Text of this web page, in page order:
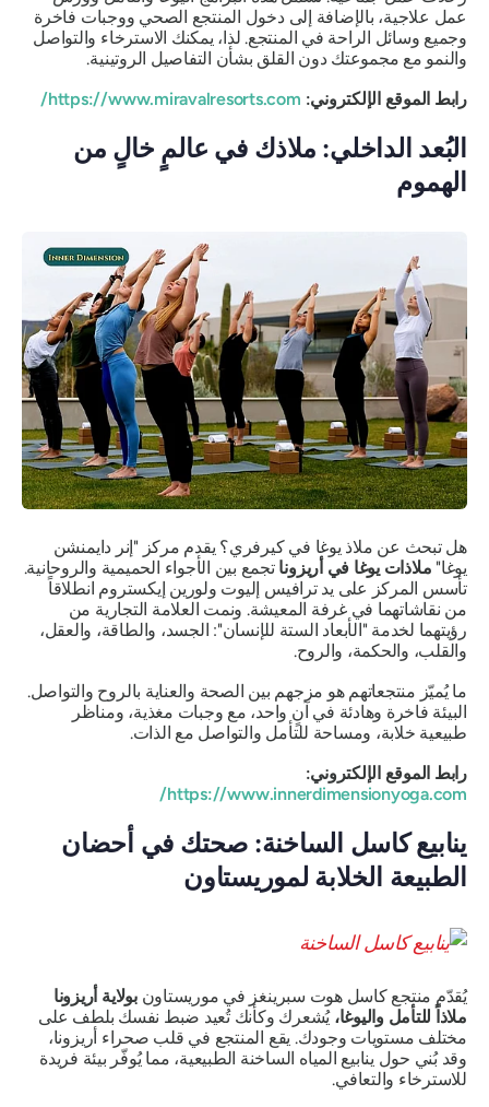
عمل علاجية، بالإضافة إلى دخول المنتجع الصحي ووجبات فاخرة
وجميع وسائل الراحة في المنتجع. لذا، يمكنك الاسترخاء والتواصل
والنمو مع مجموعتك دون القلق بشأن التفاصيل الروتينية.
رابط الموقع الإلكتروني: https://www.miravalresorts.com/
البُعد الداخلي: ملاذك في عالمٍ خالٍ من
الهموم
هل تبحث عن ملاذ يوغا في كيرفري؟ يقدم مركز "إنر دايمنشن
يوغا"ملاذات يوغا في أريزوناتجمع بين الأجواء الحميمية والروحانية.
تأسس المركز على يد ترافيس إليوت ولورين إيكستروم انطلاقاً
من نقاشاتهما في غرفة المعيشة. ونمت العلامة التجارية من
رؤيتهما لخدمة "الأبعاد الستة للإنسان": الجسد، والطاقة، والعقل،
والقلب، والحكمة، والروح.
ما يُميّز منتجعاتهم هو مزجهم بين الصحة والعناية بالروح والتواصل.
البيئة فاخرة وهادئة في آنٍ واحد، مع وجبات مغذية، ومناظر
طبيعية خلابة، ومساحة للتأمل والتواصل مع الذات.
رابط الموقع الإلكتروني:
https://www.innerdimensionyoga.com/
ينابيع كاسل الساخنة: صحتك في أحضان
الطبيعة الخلابة لموريستاون
يُقدّم منتجع كاسل هوت سبرينغز في موريستاونبولاية أريزونا
ملاذاً للتأمل واليوغا،يُشعرك وكأنك تُعيد ضبط نفسك بلطف على
مختلف مستويات وجودك. يقع المنتجع في قلب صحراء أريزونا،
وقد بُني حول ينابيع المياه الساخنة الطبيعية، مما يُوفّر بيئة فريدة
للاسترخاء والتعافي.